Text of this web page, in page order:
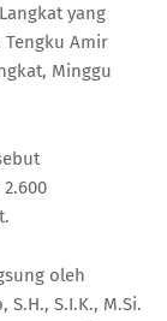
yang
Tengku Amir
Minggu
oleh
S.I.K., M.Si.